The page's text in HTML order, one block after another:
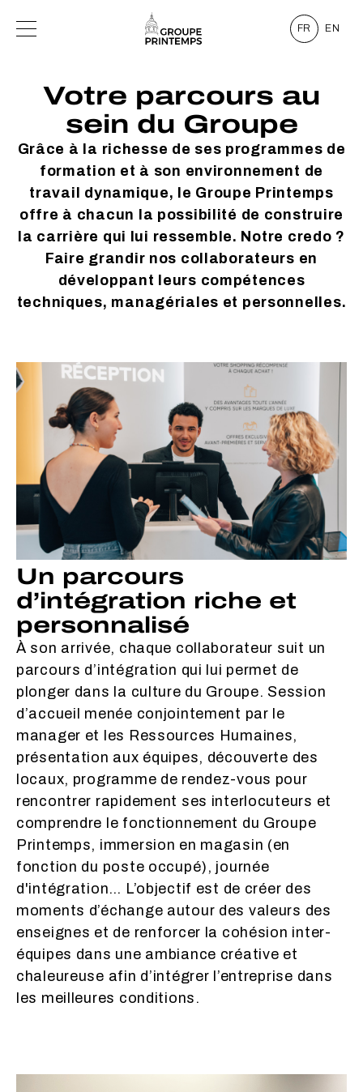
FR EN
Votre parcours au
sein du Groupe
Grâce à la richesse de ses programmes de
formation et à son environnement de
travail dynamique, le Groupe Printemps
offre à chacun la possibilité de construire
la carrière qui lui ressemble. Notre credo ?
Faire grandir nos collaborateurs en
développant leurs compétences
techniques, managériales et personnelles.
Un parcours
d’intégration riche et
personnalisé
À son arrivée, chaque collaborateur suit un
parcours d’intégration qui lui permet de
plonger dans la culture du Groupe. Session
d’accueil menée conjointement par le
manager et les Ressources Humaines,
présentation aux équipes, découverte des
locaux, programme de rendez-vous pour
rencontrer rapidement ses interlocuteurs et
comprendre le fonctionnement du Groupe
Printemps, immersion en magasin (en
fonction du poste occupé), journée
d'intégration… L’objectif est de créer des
moments d’échange autour des valeurs des
enseignes et de renforcer la cohésion inter-
équipes dans une ambiance créative et
chaleureuse afin d’intégrer l’entreprise dans
les meilleures conditions.